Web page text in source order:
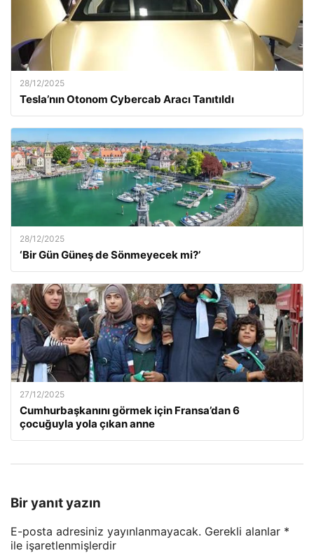
28/12/2025
Tesla’nın Otonom Cybercab Aracı Tanıtıldı
28/12/2025
‘Bir Gün Güneş de Sönmeyecek mi?’
27/12/2025
Cumhurbaşkanını görmek için Fransa’dan 6
çocuğuyla yola çıkan anne
Bir yanıt yazın
E-posta adresiniz yayınlanmayacak. Gerekli alanlar *
ile işaretlenmişlerdir